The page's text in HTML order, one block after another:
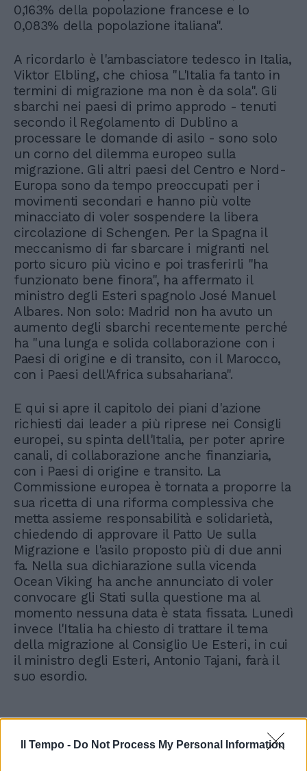
Il Tempo - Do Not Process My Personal Information
0,163% della popolazione francese e lo
0,083% della popolazione italiana".
A ricordarlo è l'ambasciatore tedesco in Italia,
Viktor Elbling, che chiosa "L'Italia fa tanto in
termini di migrazione ma non è da sola". Gli
sbarchi nei paesi di primo approdo - tenuti
secondo il Regolamento di Dublino a
processare le domande di asilo - sono solo
un corno del dilemma europeo sulla
migrazione. Gli altri paesi del Centro e Nord-
Europa sono da tempo preoccupati per i
movimenti secondari e hanno più volte
minacciato di voler sospendere la libera
circolazione di Schengen. Per la Spagna il
meccanismo di far sbarcare i migranti nel
porto sicuro più vicino e poi trasferirli "ha
funzionato bene finora", ha affermato il
ministro degli Esteri spagnolo José Manuel
Albares. Non solo: Madrid non ha avuto un
aumento degli sbarchi recentemente perché
ha "una lunga e solida collaborazione con i
Paesi di origine e di transito, con il Marocco,
con i Paesi dell'Africa subsahariana".
E qui si apre il capitolo dei piani d'azione
richiesti dai leader a più riprese nei Consigli
europei, su spinta dell'Italia, per poter aprire
canali, di collaborazione anche finanziaria,
con i Paesi di origine e transito. La
Commissione europea è tornata a proporre la
sua ricetta di una riforma complessiva che
metta assieme responsabilità e solidarietà,
chiedendo di approvare il Patto Ue sulla
Migrazione e l'asilo proposto più di due anni
fa. Nella sua dichiarazione sulla vicenda
Ocean Viking ha anche annunciato di voler
convocare gli Stati sulla questione ma al
momento nessuna data è stata fissata. Lunedì
invece l'Italia ha chiesto di trattare il tema
della migrazione al Consiglio Ue Esteri, in cui
il ministro degli Esteri, Antonio Tajani, farà il
suo esordio.